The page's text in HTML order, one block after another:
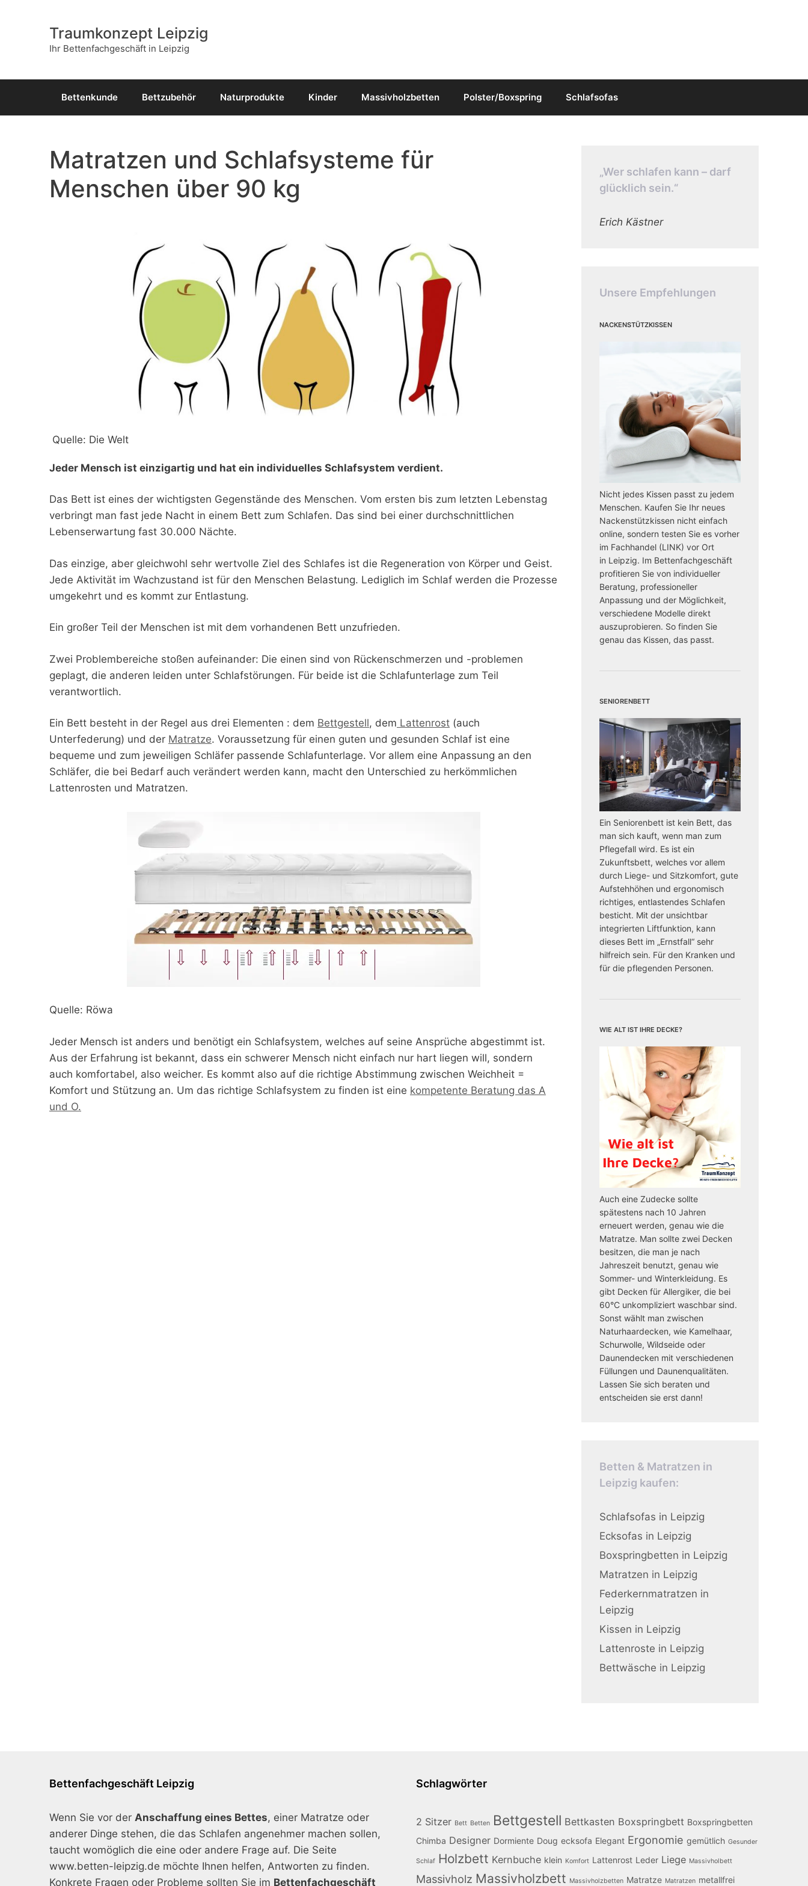
Traumkonzept Leipzig
Ihr Bettenfachgeschäft in Leipzig
Bettenkunde Bettzubehör Naturprodukte Kinder Massivholzbetten Polster/Boxspring Schlafsofas
Matratzen und Schlafsysteme für
Menschen über 90 kg
Quelle: Die Welt
Jeder Mensch ist einzigartig und hat ein individuelles Schlafsystem verdient.
Das Bett ist eines der wichtigsten Gegenstände des Menschen. Vom ersten bis zum letzten Lebenstag
verbringt man fast jede Nacht in einem Bett zum Schlafen. Das sind bei einer durchschnittlichen
Lebenserwartung fast 30.000 Nächte.
Das einzige, aber gleichwohl sehr wertvolle Ziel des Schlafes ist die Regeneration von Körper und Geist.
Jede Aktivität im Wachzustand ist für den Menschen Belastung. Lediglich im Schlaf werden die Prozesse
umgekehrt und es kommt zur Entlastung.
Ein großer Teil der Menschen ist mit dem vorhandenen Bett unzufrieden.
Zwei Problembereiche stoßen aufeinander: Die einen sind von Rückenschmerzen und -problemen
geplagt, die anderen leiden unter Schlafstörungen. Für beide ist die Schlafunterlage zum Teil
verantwortlich.
Ein Bett besteht in der Regel aus drei Elementen : dem Bettgestell, dem Lattenrost (auch
Unterfederung) und der Matratze. Voraussetzung für einen guten und gesunden Schlaf ist eine
bequeme und zum jeweiligen Schläfer passende Schlafunterlage. Vor allem eine Anpassung an den
Schläfer, die bei Bedarf auch verändert werden kann, macht den Unterschied zu herkömmlichen
Lattenrosten und Matratzen.
Quelle: Röwa
Jeder Mensch ist anders und benötigt ein Schlafsystem, welches auf seine Ansprüche abgestimmt ist.
Aus der Erfahrung ist bekannt, dass ein schwerer Mensch nicht einfach nur hart liegen will, sondern
auch komfortabel, also weicher. Es kommt also auf die richtige Abstimmung zwischen Weichheit =
Komfort und Stützung an. Um das richtige Schlafsystem zu finden ist eine kompetente Beratung das A
und O.
„Wer schlafen kann – darf
glücklich sein.“
Erich Kästner
Unsere Empfehlungen
Nackenstützkissen
Nicht jedes Kissen passt zu jedem
Menschen. Kaufen Sie Ihr neues
Nackenstützkissen nicht einfach
online, sondern testen Sie es vorher
im Fachhandel (LINK) vor Ort
in Leipzig. Im Bettenfachgeschäft
profitieren Sie von individueller
Beratung, professioneller
Anpassung und der Möglichkeit,
verschiedene Modelle direkt
auszuprobieren. So finden Sie
genau das Kissen, das passt.
Seniorenbett
Ein Seniorenbett ist kein Bett, das
man sich kauft, wenn man zum
Pflegefall wird. Es ist ein
Zukunftsbett, welches vor allem
durch Liege- und Sitzkomfort, gute
Aufstehhöhen und ergonomisch
richtiges, entlastendes Schlafen
besticht. Mit der unsichtbar
integrierten Liftfunktion, kann
dieses Bett im „Ernstfall“ sehr
hilfreich sein. Für den Kranken und
für die pflegenden Personen.
Wie alt ist Ihre Decke?
Auch eine Zudecke sollte
spätestens nach 10 Jahren
erneuert werden, genau wie die
Matratze. Man sollte zwei Decken
besitzen, die man je nach
Jahreszeit benutzt, genau wie
Sommer- und Winterkleidung. Es
gibt Decken für Allergiker, die bei
60°C unkompliziert waschbar sind.
Sonst wählt man zwischen
Naturhaardecken, wie Kamelhaar,
Schurwolle, Wildseide oder
Daunendecken mit verschiedenen
Füllungen und Daunenqualitäten.
Lassen Sie sich beraten und
entscheiden sie erst dann!
Betten & Matratzen in
Leipzig kaufen:
Schlafsofas in Leipzig
Ecksofas in Leipzig
Boxspringbetten in Leipzig
Matratzen in Leipzig
Federkernmatratzen in
Leipzig
Kissen in Leipzig
Lattenroste in Leipzig
Bettwäsche in Leipzig
Bettenfachgeschäft Leipzig
Wenn Sie vor der Anschaffung eines Bettes, einer Matratze oder
anderer Dinge stehen, die das Schlafen angenehmer machen sollen,
taucht womöglich die eine oder andere Frage auf. Die Seite
www.betten-leipzig.de möchte Ihnen helfen, Antworten zu finden.
Konkrete Fragen oder Probleme sollten Sie im Bettenfachgeschäft
Schlagwörter
2 Sitzer Bett Betten Bettgestell Bettkasten Boxspringbett Boxspringbetten
Chimba Designer Dormiente Doug ecksofa Elegant Ergonomie gemütlich Gesunder
Schlaf Holzbett Kernbuche klein Komfort Lattenrost Leder Liege Massivholbett
Massivholz Massivholzbett Massivholzbetten Matratze Matratzen metallfrei